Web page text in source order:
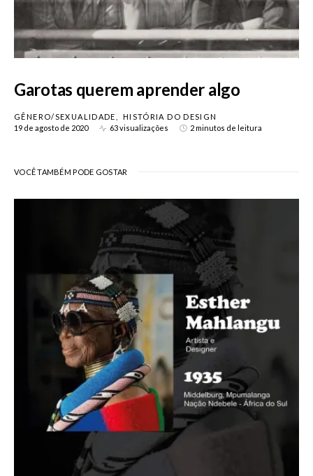
Garotas querem aprender algo
GÊNERO/SEXUALIDADE
HISTÓRIA DO DESIGN
19 de agosto de 2020
63 visualizações 2 minutos de leitura
VOCÊ TAMBÉM PODE GOSTAR